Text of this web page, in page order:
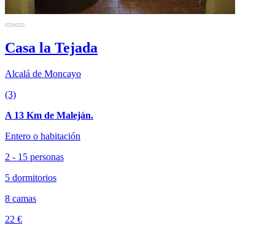
Casa la Tejada
Alcalá de Moncayo
(3)
A 13 Km de Maleján.
Entero o habitación
2 - 15 personas
5 dormitorios
8 camas
22 €